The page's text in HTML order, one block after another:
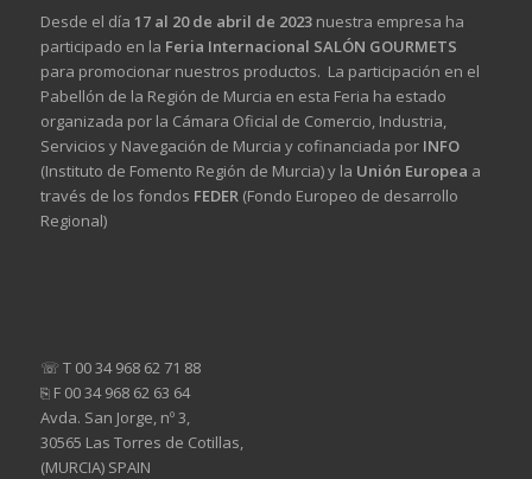
Desde el día 17 al 20 de abril de 2023nuestra empresa ha
participado en la Feria Internacional SALÓN GOURMETS
para promocionar nuestros productos. La participación en el
Pabellón de la Región de Murcia en esta Feria ha estado
organizada por la Cámara Oficial de Comercio, Industria,
Servicios y Navegación de Murcia y cofinanciada por INFO
(Instituto de Fomento Región de Murcia) y la Unión Europea a
través de los fondos FEDER(Fondo Europeo de desarrollo
Regional)
☏ T 00 34 968 62 71 88
⎘ F 00 34 968 62 63 64
Avda. San Jorge, nº 3,
30565 Las Torres de Cotillas,
(MURCIA) SPAIN